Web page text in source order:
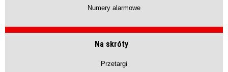
Numery alarmowe
Na skróty
Przetargi